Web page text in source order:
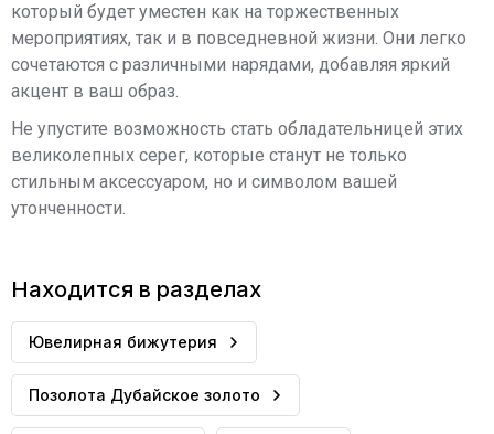
который будет уместен как на торжественных
мероприятиях, так и в повседневной жизни. Они легко
сочетаются с различными нарядами, добавляя яркий
акцент в ваш образ.
Не упустите возможность стать обладательницей этих
великолепных серег, которые станут не только
стильным аксессуаром, но и символом вашей
утонченности.
Находится в разделах
Ювелирная бижутерия
Позолота Дубайское золото